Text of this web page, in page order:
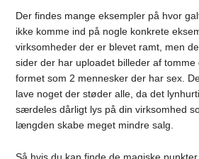
Der findes mange eksempler på hvor
ikke komme ind på nogle konkrete
virksomheder der er blevet ramt, men
sider der har uploadet billeder af
formet som 2 mennesker der har sex.
lave noget der støder alle, da det
særdeles dårligt lys på din virksomhed
længden skabe meget mindre salg.
Så hvis du kan finde de magiske